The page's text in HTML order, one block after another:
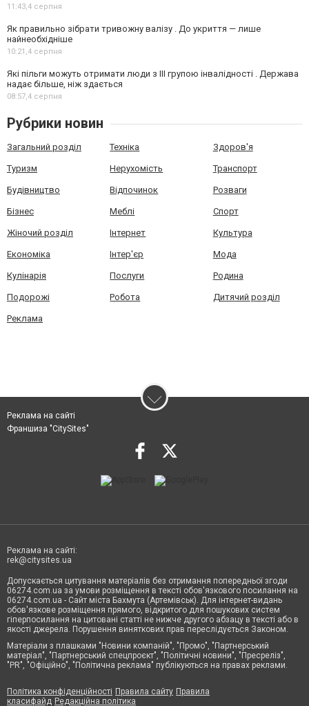
11:43,4 серпня
Як правильно зібрати тривожну валізу . До укриття — лише
найнеобхідніше
10:21,4 серпня
Які пільги можуть отримати люди з III групою інвалідності . Держава
надає більше, ніж здається
08:57,4 серпня
Рубрики новин
Загальний розділ Техніка Здоров'я
Туризм Нерухомість Транспорт
Будівництво Відпочинок Розваги
Бізнес Меблі Спорт
Жіночий розділ Інтернет Культура
Економіка Інтер'єр Мода
Кулінарія Послуги Родина
Подорожі Робота Дитячий розділ
Реклама
Реклама на сайті
Франшиза "CitySites"
Реклама на сайті:
rek@citysites.ua
Допускається цитування матеріалів без отримання попередньої згоди
06274.com.ua за умови розміщення в тексті обов'язкового посилання на
06274.com.ua - Сайт міста Бахмута (Артемівськ). Для інтернет-видань
обов'язкове розміщення прямого, відкритого для пошукових систем
гіперпосилання на цитовані статті не нижче другого абзацу в тексті або в
якості джерела. Порушення виняткових прав переслідується Законом.
Матеріали з плашками "Новини компаній", "Промо", "Партнерський
матеріал", "Партнерський спецпроєкт", "Політичні новини", "Пресреліз",
"PR", "Офіційно", "Політична реклама" публікуються на правах реклами.
Політика конфіденційності Правила сайту Правила
класифайд Редакційна політика